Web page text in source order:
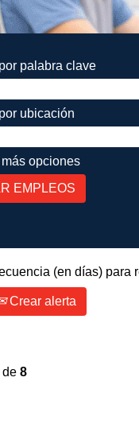
palabra clave
ubicación
más opciones
(en días) para
Crear alerta
de 8